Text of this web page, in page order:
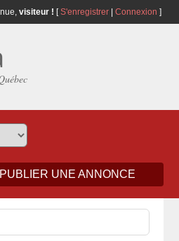
visiteur ! [S'enregistrer| Connexion ]
PUBLIER UNE ANNONCE